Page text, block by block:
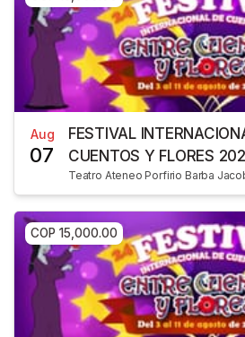
Aug
07
FESTIVAL
CUENTOS Y FLORES
Teatro Ateneo Porfirio Barba
COP 15,000.00